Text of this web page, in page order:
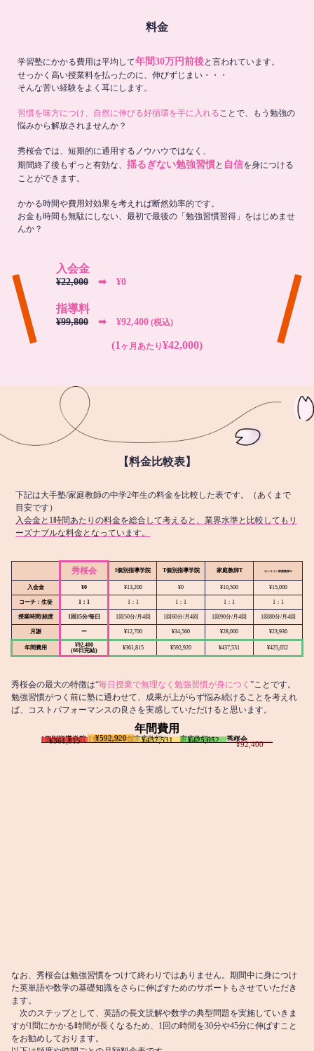
料金
学習塾にかかる費用は平均して年間30万円前後と言われています。
せっかく高い授業料を払ったのに、伸びずじまい・・・
そんな苦い経験をよく耳にします。
習慣を味方につけ、自然に伸びる好循環を手に入れる ことで、もう勉強の
悩みから解放されませんか？
秀桜会では、短期的に通用するノウハウではなく、
期間終了後もずっと有効な、 揺るぎない勉強習慣と 自信を身につける
ことができます。
かかる時間や費用対効果を考えれば断然効率的です。
お金も時間も無駄にしない、最初で最後の「勉強習慣習得」をはじめませ
んか？
入会金
¥22,000 ➡︎ ¥0
指導料
¥99,800 ➡︎ ¥92,400 (税込)
(1 ヶ月あたり¥42,000)
【料金比較表】
下記は大手塾/家庭教師の中学2年生の料金を比較した表です。（あくまで
目安です）
入会金と1時間あたりの料金を総合して考えると、業界水準と比較してもリ
ーズナブルな料金となっています。
秀桜会 I個別指導学院 T個別指導学院 家庭教師T オンライン家庭教師M
入会金 ¥0 ¥13,200 ¥0 ¥10,500 ¥15,000
コーチ：生徒 1：1 1：1 1：1 1：1 1：1
授業時間/頻度 1回15分/毎日 1回50分/月4回 1回60分/月4回 1回90分/月4回 1回80分/月4回
月謝 ー ¥12,700 ¥34,560 ¥28,000 ¥23,936
年間費用
¥92,400
(66日完結)
¥361,815 ¥592,920 ¥437,531 ¥425,652
秀桜会の最大の特徴は“毎日授業で無理なく勉強習慣が身につく ”ことです。
勉強習慣がつく前に塾に通わせて、成果が上がらず悩み続けることを考えれ
ば、コストパフォーマンスの良さを実感していただけると思います。
年間費用
I個別指導学院
¥361,815 T個別指導学院
¥592,920 家庭教師T
¥437,531 家庭教師M
¥425,652 秀桜会
¥92,400
なお、秀桜会は勉強習慣をつけて終わりではありません。期間中に身につけ
た英単語や数学の基礎知識をさらに伸ばすためのサポートもさせていただき
ます。
次のステップとして、英語の長文読解や数学の典型問題を実施していきま
すが1問にかかる時間が長くなるため、1回の時間を30分や45分に伸ばすこと
をお勧めしております。